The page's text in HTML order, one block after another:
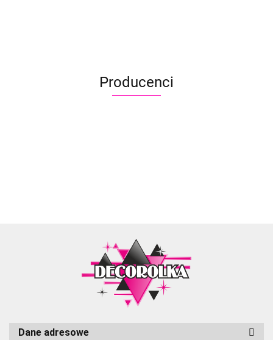
Producenci
Dane adresowe